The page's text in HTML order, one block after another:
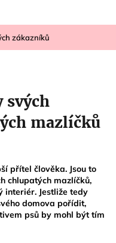
zákazníků
svých
mazlíčků
přítel člověka. Jsou to
chlupatých mazlíčků,
interiér. Jestliže tedy
domova pořídit,
psů by mohl být tím